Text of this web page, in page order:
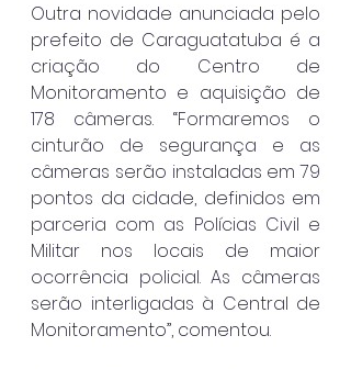
Outra novidade anunciada pelo
prefeito de Caraguatatuba é a
criação do Centro de
Monitoramento e aquisição de
178 câmeras. “Formaremos o
cinturão de segurança e as
câmeras serão instaladas em 79
pontos da cidade, definidos em
parceria com as Polícias Civil e
Militar nos locais de maior
ocorrência policial. As câmeras
serão interligadas à Central de
Monitoramento”, comentou.